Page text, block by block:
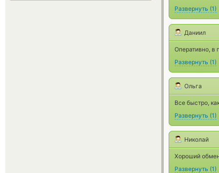
Развернуть (1)
Даниил
Оперативно, в
Развернуть (1)
Ольга
Все быстро,
Развернуть (1)
Николай
Хороший
Развернуть (1)